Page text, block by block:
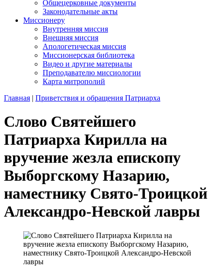
Общецерковные документы
Законодательные акты
Миссионеру
Внутренняя миссия
Внешняя миссия
Апологетическая миссия
Миссионерская библиотека
Видео и другие материалы
Преподавателю миссиологии
Карта митрополий
Главная | Приветствия и обращения Патриарха
Слово Святейшего
Патриарха Кирилла на
вручение жезла епископу
Выборгскому Назарию,
наместнику Свято-Троицкой
Александро-Невской лавры